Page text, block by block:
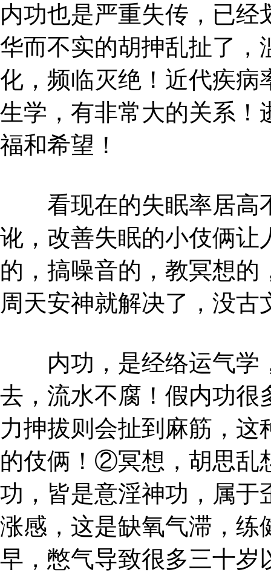
内功也是严重失传，已
华而不实的胡抻乱扯了，
化，频临灭绝！近代疾病
生学，有非常大的关系！
福和希望！
看现在的失眠率居高
讹，改善失眠的小伎俩让
的，搞噪音的，教冥想
周天安神就解决了，没
内功，是经络运气学
去，流水不腐！假内功
力抻拔则会扯到麻筋，
的伎俩！②冥想，胡思乱
功，皆是意淫神功，属
涨感，这是缺氧气滞，练
早，憋气导致很多三十岁